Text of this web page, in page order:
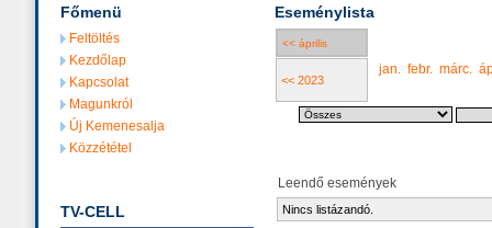
Főmenü
Feltöltés
Kezdőlap
Kapcsolat
Magunkról
Új Kemenesalja
Közzététel
TV-CELL
Eseménylista
<< április
<< 2023
jan. febr. márc.
Leendő események
Nincs listázandó.